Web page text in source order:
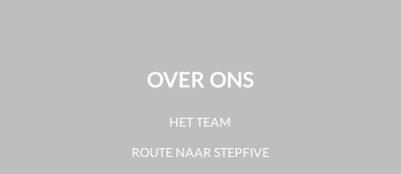
OVER ONS
HET TEAM
ROUTE NAAR STEPFIVE